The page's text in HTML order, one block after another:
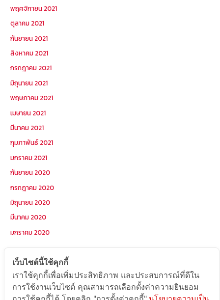
พฤศจิกายน 2021
ตุลาคม 2021
กันยายน 2021
สิงหาคม 2021
กรกฎาคม 2021
มิถุนายน 2021
พฤษภาคม 2021
เมษายน 2021
มีนาคม 2021
กุมภาพันธ์ 2021
มกราคม 2021
กันยายน 2020
กรกฎาคม 2020
มิถุนายน 2020
มีนาคม 2020
มกราคม 2020
หมวดหมู่
Postcode
เว็บไซต์นี้ใช้คุกกี้
เราใช้คุกกี้เพื่อเพิ่มประสิทธิภาพ และประสบการณ์ที่ดีใน
การใช้งานเว็บไซต์ คุณสามารถเลือกตั้งค่าความยินยอม